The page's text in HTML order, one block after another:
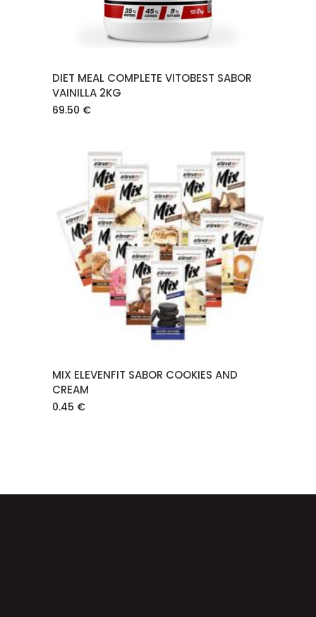
DIET MEAL COMPLETE VITOBEST SABOR
VAINILLA 2KG
69.50 €
AÑADIR AL CARRITO
MIX ELEVENFIT SABOR COOKIES AND
CREAM
0.45 €